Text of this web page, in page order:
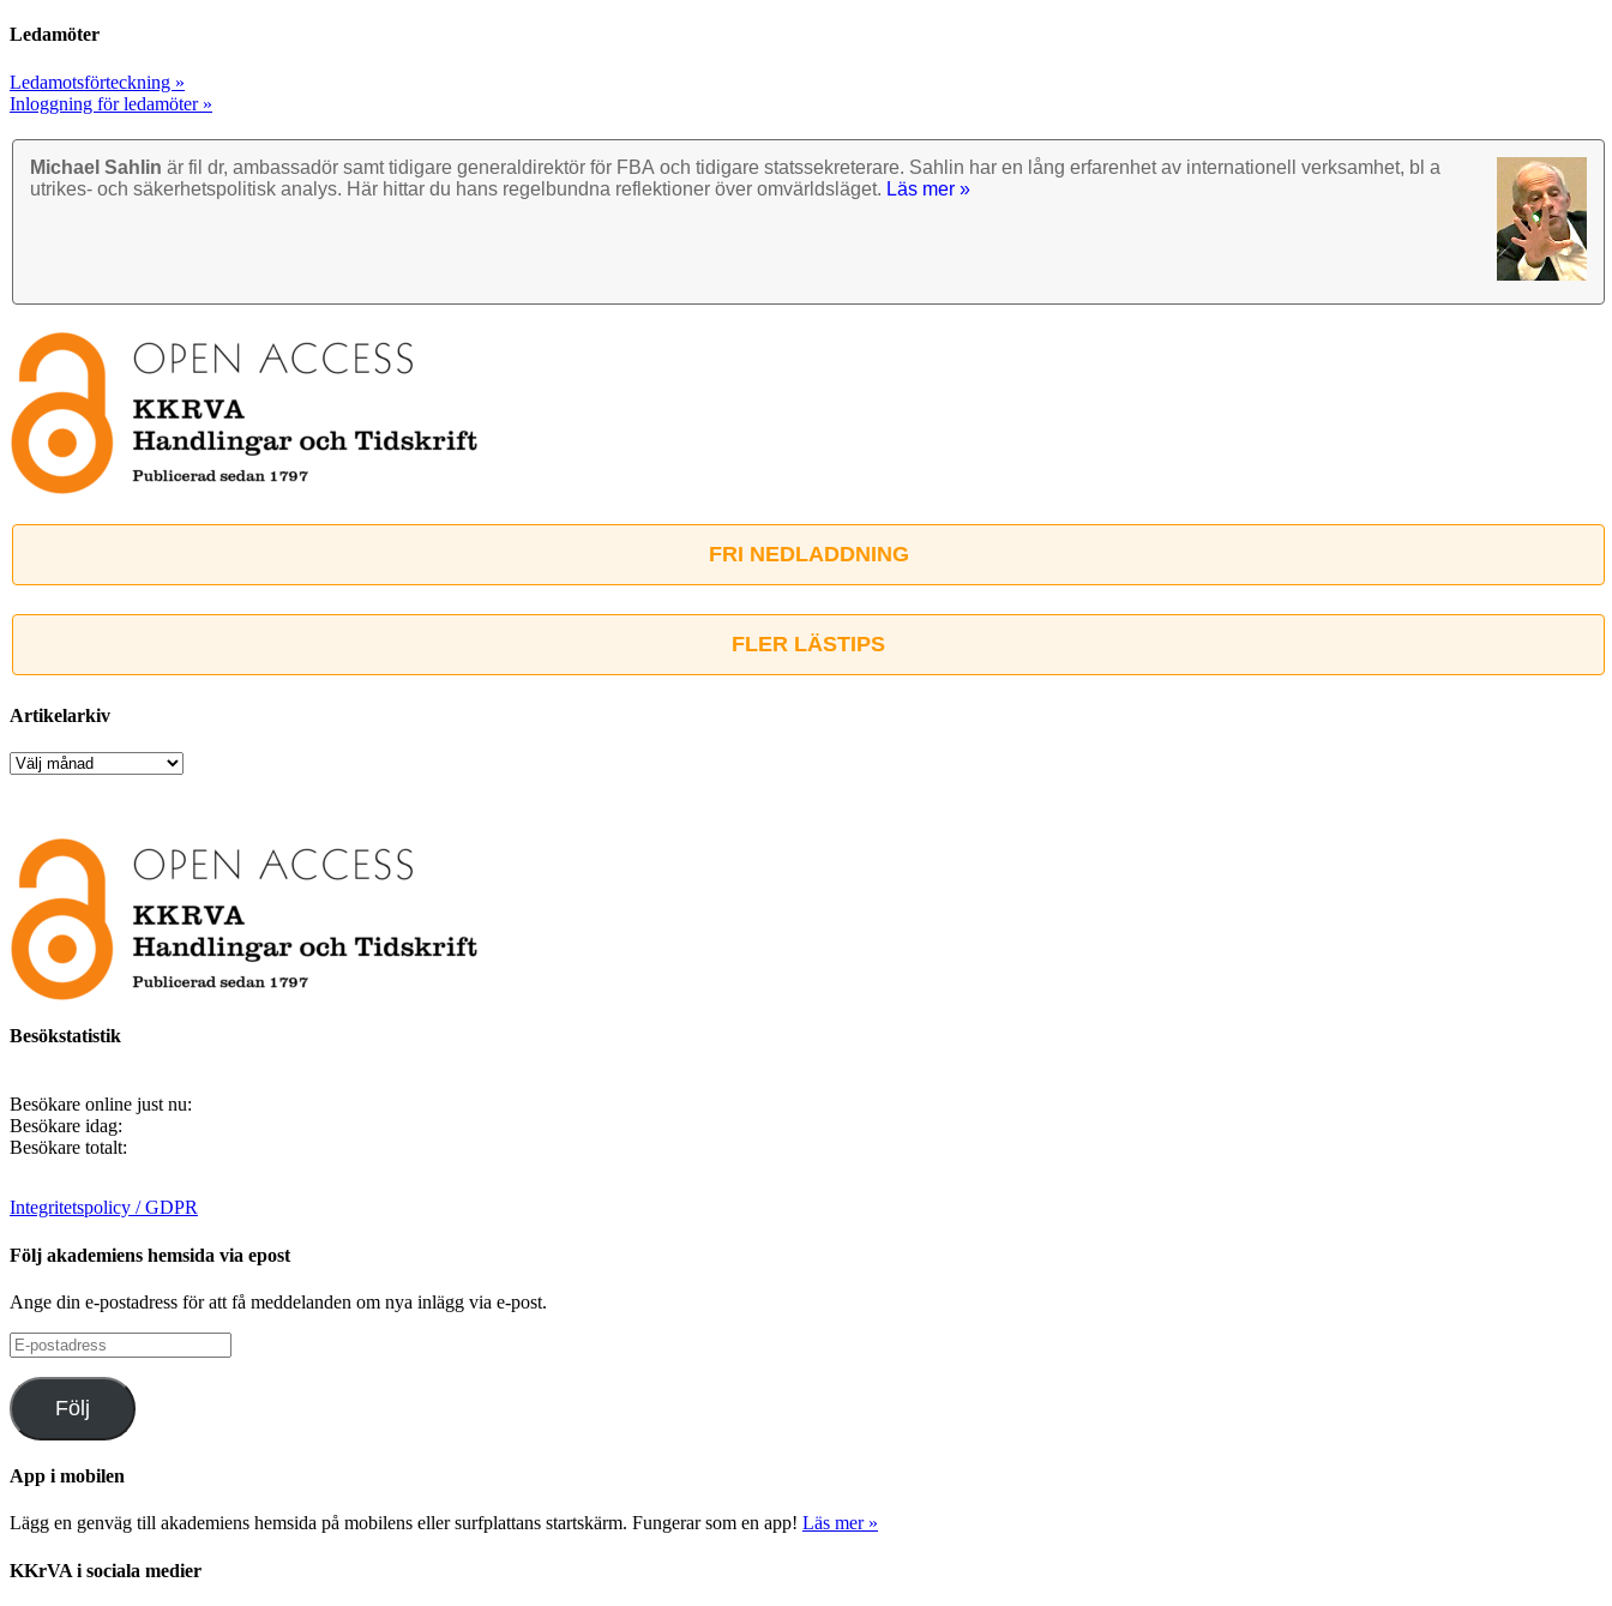
Ledamöter
Ledamotsförteckning »
Inloggning för ledamöter »
Michael Sahlin är fil dr, ambassadör samt tidigare general­direktör för FBA och tidigare stats­sekre­terare. Sahlin har en lång erfarenhet av inter­nationell verk­samhet, bl a
utrikes- och säkerhets­politisk analys. Här hittar du hans regel­bundna reflek­tioner över omvärlds­läget. Läs mer »
FRI NEDLADDNING
FLER LÄSTIPS
Artikelarkiv
Artikelarkiv
Besökstatistik
Besökare online just nu:
Besökare idag:
Besökare totalt:
Integritetspolicy / GDPR
Följ akademiens hemsida via epost
Ange din e-postadress för att få meddelanden om nya inlägg via e-post.
E-
postadress
Följ
App i mobilen
Lägg en genväg till akademiens hemsida på mobilens eller surfplattans startskärm. Fungerar som en app! Läs mer »
KKrVA i sociala medier